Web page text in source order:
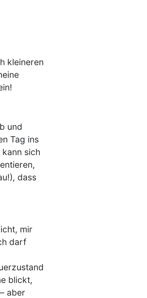
kleineren
und
Tag ins
sich
dass
mir
darf
blickt,
aber